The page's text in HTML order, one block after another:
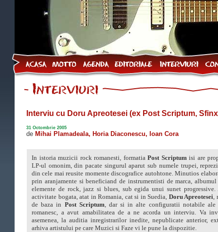
Interviu cu Doru Apreotesei (ex Post Scriptum,
31 Octombrie 2005
de Mihai Plamadeala, Horia Diaconescu, Ioan Cora
In istoria muzicii rock romanesti, formatiaPost Scriptumisi are
LP-ul omonim, din pacate singurul aparut sub numele trupei,
din cele mai reusite momente discografice autohtone. Minutios
prin aranjamente si beneficiand de instrumentisti de marca, albumul
elemente de rock, jazz si blues, sub egida unui sunet progressive.
activitate bogata, atat in Romania, cat si in Suedia, Doru Apreotesei,
de baza in Post Scriptum, dar si in alte configuratii notabile ale
romanesc, a avut amabilitatea de a ne acorda un interviu. Va
asemenea, la auditia inregistrarilor inedite, nepublicate anterior,
arhiva artistului pe care Muzici si Faze vi le pune la dispozitie.